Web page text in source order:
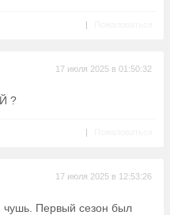
|
17 июля 2025 в 01:50:32
?
|
17 июля 2025 в 12:53:26
чушь. Первый сезон был